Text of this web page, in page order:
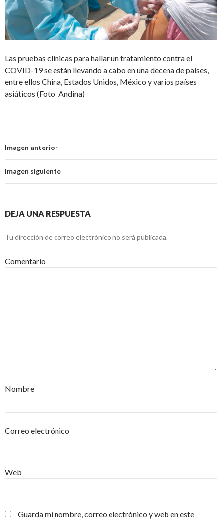
Las pruebas clínicas para hallar un tratamiento contra el
COVID-19 se están llevando a cabo en una decena de países,
entre ellos China, Estados Unidos, México y varios países
asiáticos (Foto: Andina)
Imagen anterior
Imagen siguiente
DEJA UNA RESPUESTA
Tu dirección de correo electrónico no será publicada.
Comentario
Nombre
Correo electrónico
Web
Guarda mi nombre, correo electrónico y web en este